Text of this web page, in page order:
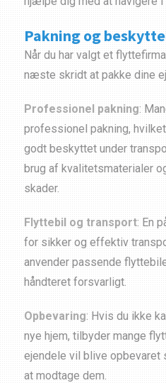
Pakning og
Når du har valgt et
næste skridt at pakke dine
Professionel pakning:
professionel pakning,
godt beskyttet under
brug af kvalitetsmaterialer
skader.
Flyttebil og transport: En
for sikker og effektiv
anvender passende
håndteret forsvarligt.
Opbevaring: Hvis du ikke
nye hjem, tilbyder mange
ejendele vil blive opbevaret
at modtage dem.